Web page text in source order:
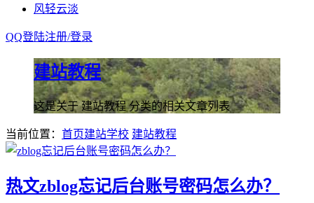
风轻云淡
QQ登陆注册/登录
建站教程
这是关于 建站教程 分类的相关文章列表
当前位置： 首页建站学校 建站教程
热文zblog忘记后台账号密码怎么办？